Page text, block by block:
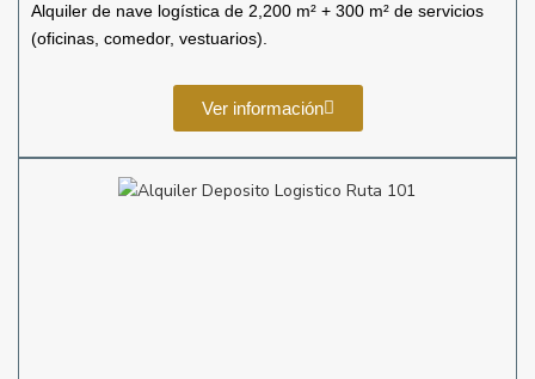
Alquiler de nave logística de 2,200 m² + 300 m² de servicios
(oficinas, comedor, vestuarios).
Ver información